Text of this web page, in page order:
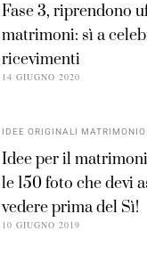
Fase 3, riprendono
matrimoni: sì a
ricevimenti
14 GIUGNO 2020
IDEE ORIGINALI MATRIMONIO
Idee per il
le 150 foto che devi
vedere prima del Sì!
10 GIUGNO 2019